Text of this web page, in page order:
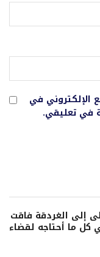
الإلكتروني في
في تعليقي.
إلى الغردقة فاقت
كل ما أحتاجه لقضاء